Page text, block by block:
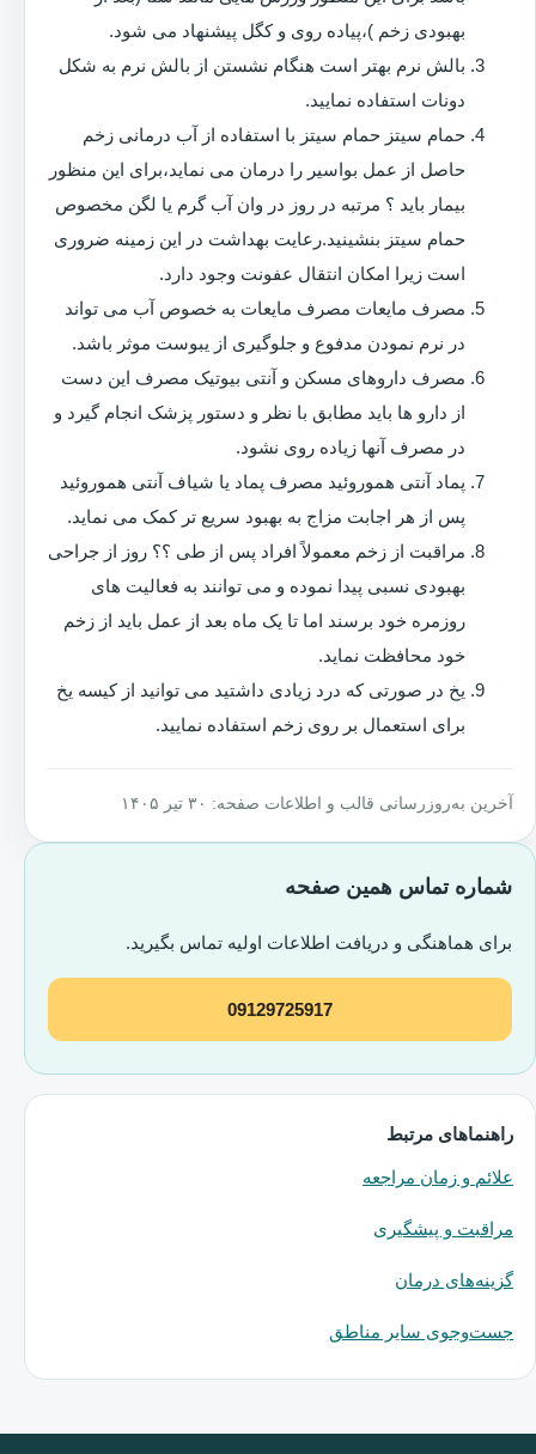
بهبودی زخم )،پیاده روی و کگل پیشنهاد می شود.
بالش نرم بهتر است هنگام نشستن از بالش نرم به شکل
دونات استفاده نمایید.
حمام سیتز حمام سیتز با استفاده از آب درمانی زخم
حاصل از عمل بواسیر را درمان می نماید،برای این منظور
بیمار باید ؟ مرتبه در روز در وان آب گرم یا لگن مخصوص
حمام سیتز بنشینید.رعایت بهداشت در این زمینه ضروری
است زیرا امکان انتقال عفونت وجود دارد.
مصرف مایعات مصرف مایعات به خصوص آب می تواند
در نرم نمودن مدفوع و جلوگیری از یبوست موثر باشد.
مصرف داروهای مسکن و آنتی بیوتیک مصرف این دست
از دارو ها باید مطابق با نظر و دستور پزشک انجام گیرد و
در مصرف آنها زیاده روی نشود.
پماد آنتی هموروئید مصرف پماد یا شیاف آنتی هموروئید
پس از هر اجابت مزاج به بهبود سریع تر کمک می نماید.
مراقبت از زخم معمولاً افراد پس از طی ؟؟ روز از جراحی
بهبودی نسبی پیدا نموده و می توانند به فعالیت های
روزمره خود برسند اما تا یک ماه بعد از عمل باید از زخم
خود محافظت نماید.
یخ در صورتی که درد زیادی داشتید می توانید از کیسه یخ
برای استعمال بر روی زخم استفاده نمایید.
آخرین به‌روزرسانی قالب و اطلاعات صفحه: ۳۰ تیر ۱۴۰۵
شماره تماس همین صفحه
برای هماهنگی و دریافت اطلاعات اولیه تماس بگیرید.
09129725917
راهنماهای مرتبط
علائم و زمان مراجعه
مراقبت و پیشگیری
گزینه‌های درمان
جست‌وجوی سایر مناطق